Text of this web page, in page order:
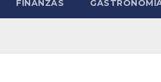
FINANZAS